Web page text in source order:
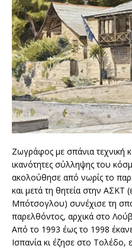
Ζωγράφος με σπάνια τεχνική
ικανότητες σύλληψης του
ακολούθησε από νωρίς το
και μετά τη θητεία στην ΑΣΚΤ
Μπότσογλου) συνέχισε τη
παρελθόντος, αρχικά στο
Από το 1993 έως το 1998
Ισπανία κι έζησε στο Τολέδο,